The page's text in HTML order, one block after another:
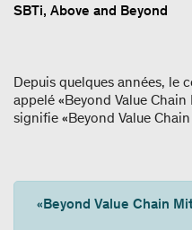
SBTi, Above and Beyond
Depuis quelques années, le
appelé «Beyond Value
signifie «Beyond Value
«Beyond Value Chain